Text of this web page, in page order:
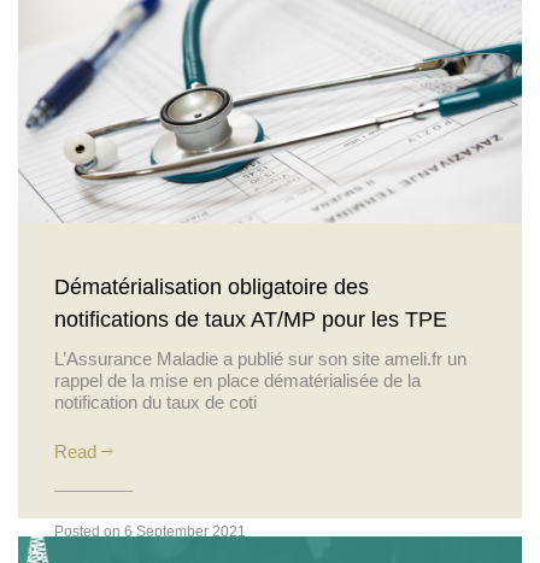
Dématérialisation obligatoire des
notifications de taux AT/MP pour les TPE
L’Assurance Maladie a publié sur son site ameli.fr un
rappel de la mise en place dématérialisée de la
notification du taux de coti
Read
Posted on 6 September 2021